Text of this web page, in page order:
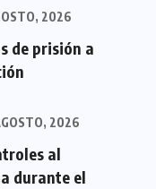
2026
de prisión a
2026
al
durante el